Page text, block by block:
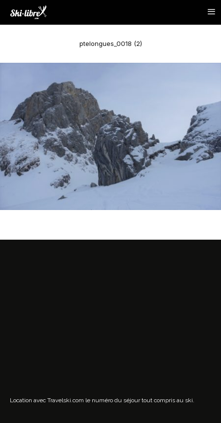
ptelongues_0018 (2)
Location avec Travelski.com le numéro du séjour tout compris au ski.